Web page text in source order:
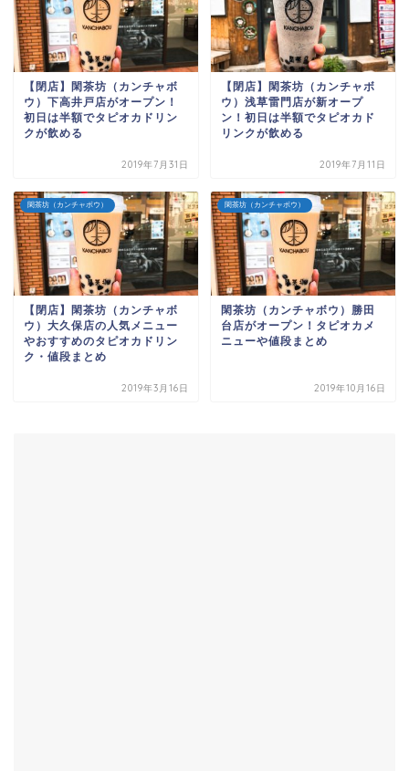
【閉店】閑茶坊（カンチャボ
ウ）下高井戸店がオープン！
初日は半額でタピオカドリン
クが飲める
2019年7月31日
【閉店】閑茶坊（カンチャボ
ウ）浅草雷門店が新オープ
ン！初日は半額でタピオカド
リンクが飲める
2019年7月11日
閑茶坊（カンチャボウ）
【閉店】閑茶坊（カンチャボ
ウ）大久保店の人気メニュー
やおすすめのタピオカドリン
ク・値段まとめ
2019年3月16日
閑茶坊（カンチャボウ）
閑茶坊（カンチャボウ）勝田
台店がオープン！タピオカメ
ニューや値段まとめ
2019年10月16日